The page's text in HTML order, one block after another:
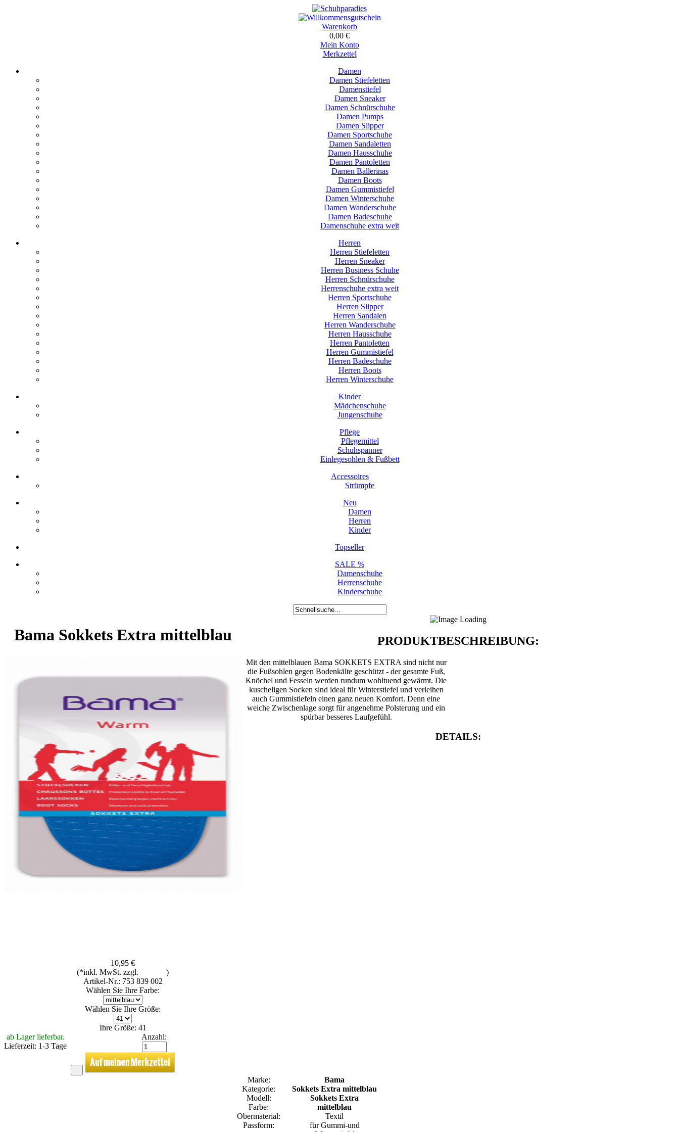
Warenkorb
0,00 €
Mein Konto
Merkzettel
Damen
Damen Stiefeletten
Damenstiefel
Damen Sneaker
Damen Schnürschuhe
Damen Pumps
Damen Slipper
Damen Sportschuhe
Damen Sandaletten
Damen Hausschuhe
Damen Pantoletten
Damen Ballerinas
Damen Boots
Damen Gummistiefel
Damen Winterschuhe
Damen Wanderschuhe
Damen Badeschuhe
Damenschuhe extra weit
Herren
Herren Stiefeletten
Herren Sneaker
Herren Business Schuhe
Herren Schnürschuhe
Herrenschuhe extra weit
Herren Sportschuhe
Herren Slipper
Herren Sandalen
Herren Wanderschuhe
Herren Hausschuhe
Herren Pantoletten
Herren Gummistiefel
Herren Badeschuhe
Herren Boots
Herren Winterschuhe
Kinder
Mädchenschuhe
Jungenschuhe
Pflege
Pflegemittel
Schuhspanner
Einlegesohlen & Fußbett
Accessoires
Strümpfe
Neu
Damen
Herren
Kinder
Topseller
SALE %
Damenschuhe
Herrenschuhe
Kinderschuhe
Bama Sokkets Extra mittelblau
10,95 €
(*inkl. MwSt. zzgl.
)
Artikel-Nr.: 753 839 002
Wählen Sie Ihre Farbe:
Wählen Sie Ihre Größe:
Ihre Größe: 41
ab Lager lieferbar.
Lieferzeit: 1-3 Tage
Anzahl:
PRODUKTBESCHREIBUNG:
Mit den mittelblauen Bama SOKKETS EXTRA sind nicht nur
die Fußsohlen gegen Bodenkälte geschützt - der gesamte Fuß,
Knöchel und Fesseln werden rundum wohltuend gewärmt. Die
kuscheligen Socken sind ideal für Winterstiefel und verleihen
auch Gummistiefeln einen ganz neuen Komfort. Denn eine
weiche Zwischenlage sorgt für angenehme Polsterung und ein
spürbar besseres Laufgefühl.
DETAILS:
Marke:
Bama
Kategorie:
Sokkets Extra mittelblau
Modell:
Sokkets Extra
Farbe:
mittelblau
Obermaterial:
Textil
Passform:
für Gummi-und